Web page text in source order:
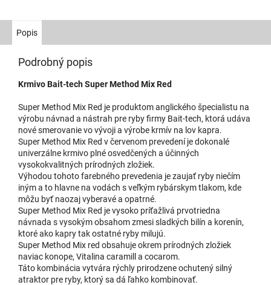
Popis
Podrobný popis
Krmivo Bait-tech Super Method Mix Red
Super Method Mix Red je produktom anglického špecialistu na
výrobu návnad a nástrah pre ryby firmy Bait-tech, ktorá udáva
nové smerovanie vo vývoji a výrobe krmív na lov kapra.
Super Method Mix Red v červenom prevedení je dokonalé
univerzálne krmivo plné osvedčených a účinných
vysokokvalitných prírodných zložiek.
Výhodou tohoto farebného prevedenia je zaujať ryby niečím
iným a to hlavne na vodách s veľkým rybárskym tlakom, kde
môžu byť naozaj vyberavé a opatrné.
Super Method Mix Red je vysoko príťažlivá prvotriedna
návnada s vysokým obsahom zmesi sladkých bilín a korenín,
ktoré ako kapry tak ostatné ryby milujú.
Super Method Mix red obsahuje okrem prírodných zložiek
naviac konope, Vitalina caramill a cocarom.
Táto kombinácia vytvára rýchly prirodzene ochutený silný
atraktor pre ryby, ktorý sa dá ľahko kombinovať.